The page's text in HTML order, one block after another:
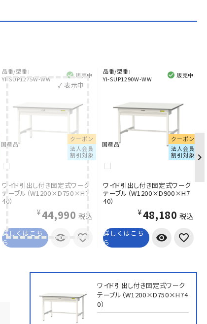
✓ 表示中
品番/型番:
YI-SUP1275W-WW
販売中
クーポン
法人会員
割引対象
国産品
ワイド引出し付き固定式ワーク
テーブル（W1200×D750×H7
40）
¥44,990 税込
詳しくはこち
ら
visibility
品番/型番:
YI-SUP1290W-WW
販売中
クーポン
法人会員
割引対象
国産品
ワイド引出し付き固定式ワーク
テーブル（W1200×D900×H7
40）
¥48,180 税込
詳しくはこち
ら
visibility
ワイド引出し付き固定式ワーク
テーブル（W1200×D750×H74
0）